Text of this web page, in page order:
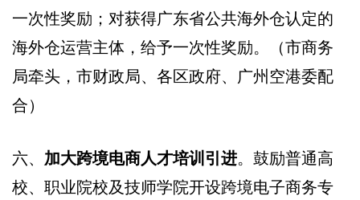
一次性奖励；对获得广东省公共海外仓认定的
海外仓运营主体，给予一次性奖励。（市商务
局牵头，市财政局、各区政府、广州空港委配
合）
六、 加大跨境电商人才培训引进。鼓励普通高
校、职业院校及技师学院开设跨境电子商务专